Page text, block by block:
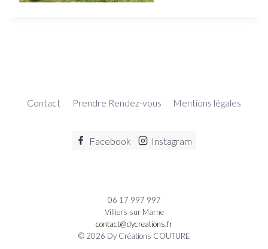
Contact Prendre Rendez-vous Mentions légales
Facebook Instagram
06 17 997 997
Villiers sur Marne
contact@dycreations.fr
© 2026 Dy Créations COUTURE